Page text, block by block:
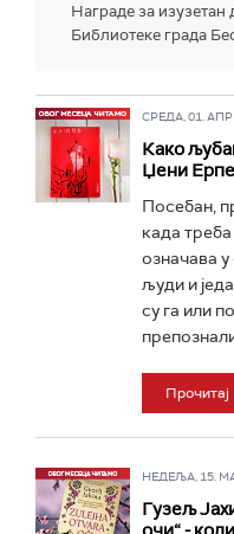
Награде за
Библиотеке града
СРЕДА, 01. АПР
Како
Џени
Посебан,
када
означава у
људи и
су га или
Прочитај
НЕДЕЉА, 15.
Гузељ